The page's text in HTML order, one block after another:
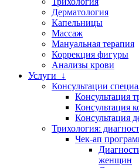
Дерматология
Капельницы
Массаж
Мануальная терапия
Коррекция фигуры
Анализы крови
Услуги ↓
Консультации
Консультация
Консультация
Консультация
Трихология:
Чек-ап
женщин